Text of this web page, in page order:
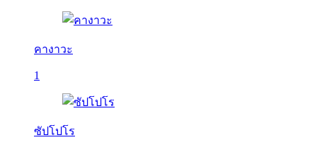
คางาวะ
1
ซัปโปโร